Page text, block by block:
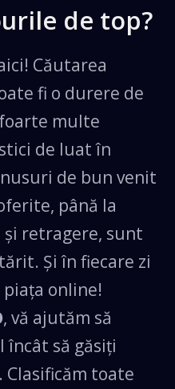
Bonus 100% Până la 600
Primul Depozit
OBȚINEȚI BONUS
T&C’S APPLY.
30.000RON
de bun venit
OBȚINEȚI BONUS
T&C’S APPLY.
citeşte
de top?
Căutarea
fi o durere de
multe
de luat în
de bun venit
până la
retragere, sunt
Și în fiecare zi
online!
, vă ajutăm să
să găsiți
Clasificăm toate